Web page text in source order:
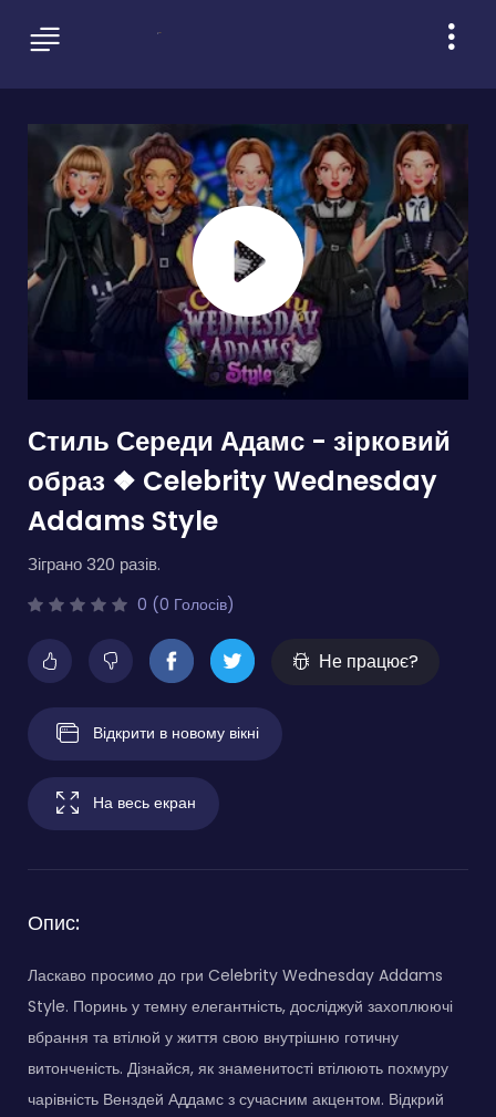
Стиль Середи Адамс - зірковий
образ ❖ Celebrity Wednesday
Addams Style
Зіграно 320 разів.
0 (0 Голосів)
Не працює?
Відкрити в новому вікні
На весь екран
Опис:
Ласкаво просимо до гри Celebrity Wednesday Addams
Style. Поринь у темну елегантність, досліджуй захоплюючі
вбрання та втілюй у життя свою внутрішню готичну
витонченість. Дізнайся, як знаменитості втілюють похмуру
чарівність Венздей Аддамс з сучасним акцентом. Відкрий